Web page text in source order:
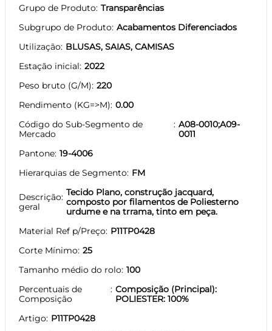
Grupo de Produto Transparências
Subgrupo de Produto Acabamentos Diferenciados
Utilização BLUSAS, SAIAS, CAMISAS
Estação inicial 2022
Peso bruto (G/M) 220
Rendimento (KG=>M) 0.00
Código do Sub-Segmento de
Mercado
A08-0010;A09-
0011
Pantone 19-4006
Hierarquias de Segmento FM
Descrição
geral
Tecido Plano, construção jacquard,
composto por filamentos de Poliesterno
urdume e na trrama, tinto em peça.
Material Ref p/Preço P11TP0428
Corte Mínimo 25
Tamanho médio do rolo 100
Percentuais de
Composição
Composição (Principal):
POLIESTER: 100%
Artigo P11TP0428